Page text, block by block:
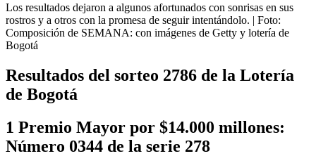
Los resultados dejaron a algunos afortunados con sonrisas en sus
rostros y a otros con la promesa de seguir intentándolo. | Foto:
Composición de SEMANA: con imágenes de Getty y lotería de
Bogotá
Resultados del sorteo 2786 de la Lotería
de Bogotá
1 Premio Mayor por $14.000 millones:
Número 0344 de la serie 278